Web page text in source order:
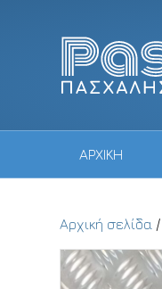
ΑΡΧΙΚΗ
Αρχική σελίδα /